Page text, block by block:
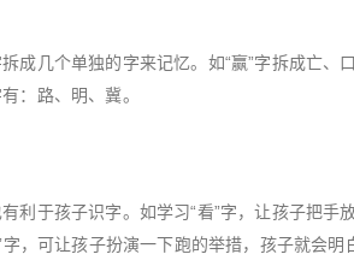
几个单独的字来记忆。如“赢”字拆成亡、
：路、明、冀。
于孩子识字。如学习“看”字，让孩子把手
，可让孩子扮演一下跑的举措，孩子就会明